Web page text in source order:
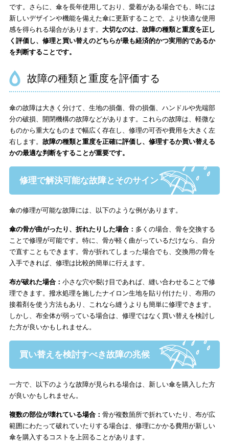
市原 折りたたみメンズ日傘晴雨兼用雨傘 全天候型ハイブリッド
ブルーストライプ【一級遮光】折りたたみ傘
晴雨兼用折りたたみ日傘【スティナ】
ろ）】
晴雨兼用2段ミニ折りたたみ日傘【ポピー（京緋色/きょうひい
ろ）】
晴雨兼用折りたたみ日傘【彩傘（いろかさ）/シンプルフラ
ワー】
晴雨兼用折りたたみ日傘【藤（薄紅藤/うすべにふじ）】
プロに依頼する傘の修理
修理の依頼は専門家へお任せください。
です。さらに、傘を長年使用しており、愛着がある場合でも、時には
新しいデザインや機能を備えた傘に更新することで、より快適な使用
感を得られる場合があります。 大切なのは、故障の種類と重度を正し
く評価し、修理と買い替えのどちらが最も経済的かつ実用的であるか
を判断することです。
故障の種類と重度を評価する
傘の故障は大きく分けて、生地の損傷、骨の損傷、ハンドルや先端部
分の破損、開閉機構の故障などがあります。これらの故障は、軽微な
ものから重大なものまで幅広く存在し、修理の可否や費用を大きく左
右します。 故障の種類と重度を正確に評価し、修理するか買い替える
かの最適な判断をすることが重要です。
修理で解決可能な故障とそのサイン
傘の修理が可能な故障には、以下のような例があります。
傘の骨が曲がったり、折れたりした場合： 多くの場合、骨を交換する
ことで修理が可能です。特に、骨が軽く曲がっているだけなら、自分
で直すこともできます。骨が折れてしまった場合でも、交換用の骨を
入手できれば、修理は比較的簡単に行えます。
布が破れた場合： 小さな穴や裂け目であれば、縫い合わせることで修
理できます。撥水処理を施したナイロン生地を貼り付けたり、布用の
接着剤を使う方法もあり、これなら縫うよりも簡単に修理できます。
しかし、布全体が弱っている場合は、修理ではなく買い替えを検討し
た方が良いかもしれません。
買い替えを検討すべき故障の兆候
一方で、以下のような故障が見られる場合は、新しい傘を購入した方
が良いかもしれません。
複数の部位が壊れている場合： 骨が複数箇所で折れていたり、布が広
範囲にわたって破れていたりする場合は、修理にかかる費用が新しい
傘を購入するコストを上回ることがあります。